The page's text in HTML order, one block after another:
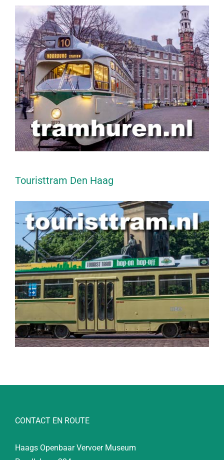
Touristtram Den Haag
CONTACT EN ROUTE
Haags Openbaar Vervoer Museum